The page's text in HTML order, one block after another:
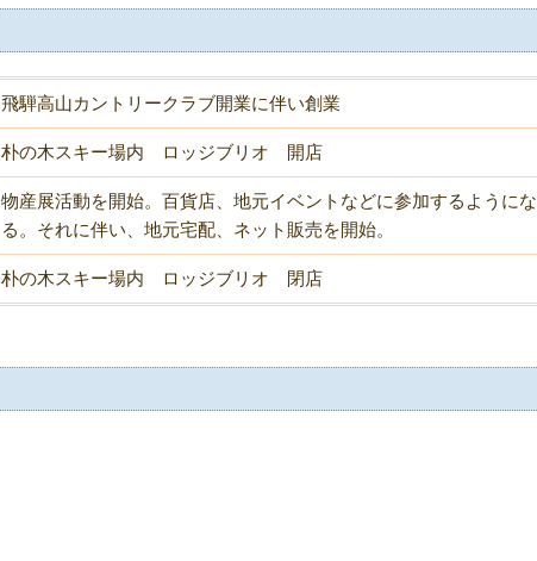
飛騨高山カントリークラブ開業に伴い創業
朴の木スキー場内 ロッジブリオ 開店
物産展活動を開始。百貨店、地元イベントなどに参加するようにな
る。それに伴い、地元宅配、ネット販売を開始。
朴の木スキー場内 ロッジブリオ 閉店